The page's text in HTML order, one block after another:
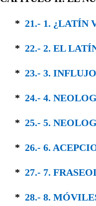
* 21.- 1. ¿LATÍN
* 22.- 2. EL
* 23.- 3.
* 24.- 4.
* 25.- 5.
* 26.- 6.
* 27.- 7.
* 28.- 8.